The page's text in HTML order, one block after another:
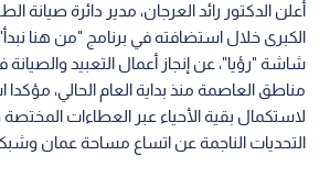
أعلن الدكتور رائد العرجان، مدير دائرة صيانة
الكبرى خلال استضافته في برنامج "من هنا
مناطق العاصمة منذ بداية العام الحالي، مؤكدا
لاستكمال بقية الأحياء عبر العطاءات المختصة
التحديات الناجمة عن اتساع مساحة عمان